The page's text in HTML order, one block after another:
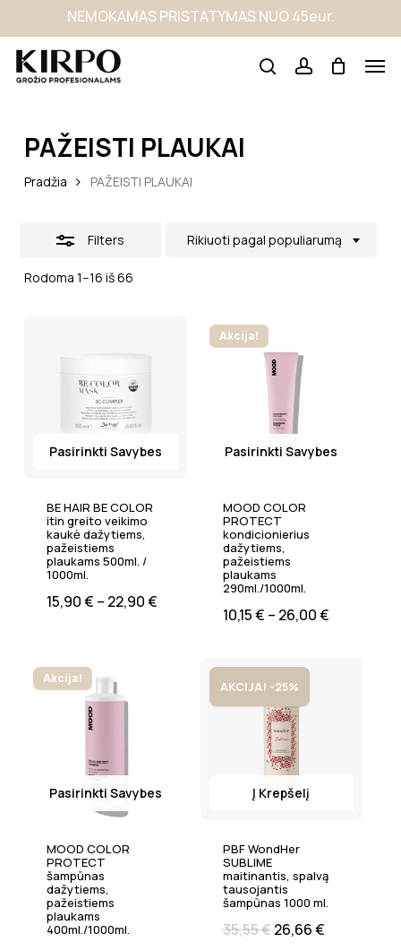
to
main
NEMOKAMAS PRISTATYMAS NUO 45eur.
PAŽEISTI PLAUKAI
Pradžia PAŽEISTI PLAUKAI
Filters
Rodoma 1–16 iš 66
Rikiuoti pagal populiarumą
Pasirinkti Savybes
BE HAIR BE COLOR
itin greito veikimo
kaukė dažytiems,
pažeistiems
plaukams 500ml. /
1000ml.
15,90€ – 22,90€
Akcija!
Pasirinkti Savybes
MOOD COLOR
PROTECT
kondicionierius
dažytiems,
pažeistiems
plaukams
290ml./1000ml.
10,15€ – 26,00€
Akcija!
Pasirinkti Savybes
MOOD COLOR
PROTECT
šampūnas
dažytiems,
pažeistiems
plaukams
400ml./1000ml.
AKCIJA! -25%
Į Krepšelį
PBF WondHer
SUBLIME
maitinantis, spalvą
tausojantis
šampūnas 1000 ml.
35,55€ 26,66€